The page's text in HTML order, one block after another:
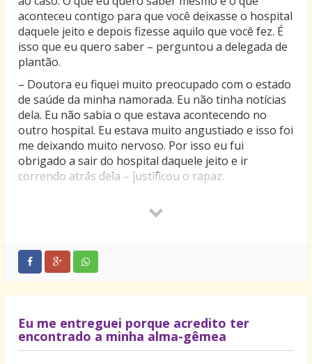
aconteceu contigo para que você deixasse o hospital
daquele jeito e depois fizesse aquilo que você fez. É
isso que eu quero saber – perguntou a delegada de
plantão.
– Doutora eu fiquei muito preocupado com o estado
de saúde da minha namorada. Eu não tinha notícias
dela. Eu não sabia o que estava acontecendo no
outro hospital. Eu estava muito angustiado e isso foi
me deixando muito nervoso. Por isso eu fui
obrigado a sair do hospital daquele jeito e ir
correndo atrás dela – justificou o rapaz.
sensibilizada com a sua demonstração de amor pela
– Isso não justifica eu ter saído do hospital para
vida? A senhora não acha que isso que eu fiz foi algo
vivem dizendo por aí que não existem mais homens
românticos como antigamente? A senhora não faria
Eu me entreguei porque acredito ter
encontrado a minha alma-gêmea